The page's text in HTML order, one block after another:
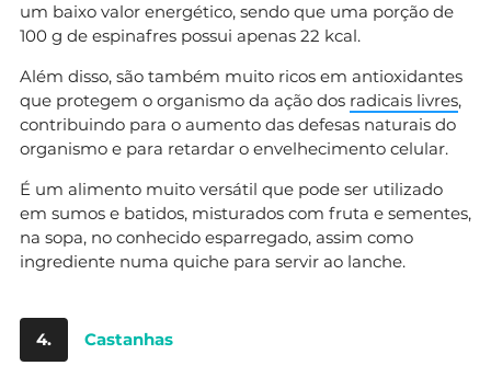
um baixo valor energético, sendo que uma porção de
100 g de espinafres possui apenas 22 kcal.
Além disso, são também muito ricos em antioxidantes
que protegem o organismo da ação dos radicais livres,
contribuindo para o aumento das defesas naturais do
organismo e para retardar o envelhecimento celular.
É um alimento muito versátil que pode ser utilizado
em sumos e batidos, misturados com fruta e sementes,
na sopa, no conhecido esparregado, assim como
ingrediente numa quiche para servir ao lanche.
4. Castanhas